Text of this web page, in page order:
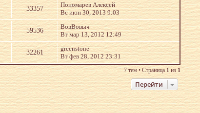
33357
Пономарев Алексей
Вс июн 30, 2013 9:03
59536
ВовВовыч
Вт мар 13, 2012 12:49
32261
greenstone
Вт фев 28, 2012 23:31
7 тем • Страница1из 1
Перейти